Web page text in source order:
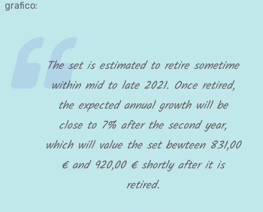
grafico:
The set is estimated to retire sometime
within mid to late 2021. Once retired,
the expected annual growth will be
close to 7% after the second year,
which will value the set bewteen 831,00
€ and 920,00 € shortly after it is
retired.